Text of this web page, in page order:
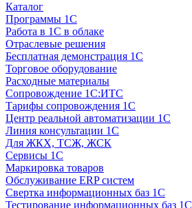
Каталог
Программы 1С
Работа в 1С в облаке
Отраслевые решения
Бесплатная демонстрация 1С
Торговое оборудование
Расходные материалы
Сопровождение 1С:ИТС
Тарифы сопровождения 1С
Центр реальной автоматизации 1С
Линия консультации 1С
Для ЖКХ, ТСЖ, ЖСК
Сервисы 1С
Маркировка товаров
Обслуживание ERP систем
Свертка информационных баз 1С
Тестирование информационных баз 1С